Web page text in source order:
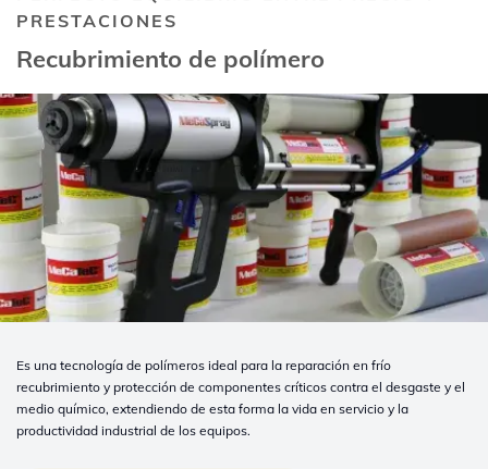
PRESTACIONES
Recubrimiento de polímero
Es una tecnología de polímeros ideal para la reparación en frío
recubrimiento y protección de componentes críticos contra el desgaste y el
medio químico, extendiendo de esta forma la vida en servicio y la
productividad industrial de los equipos.